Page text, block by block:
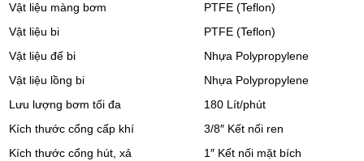
Vật liệu màng bơm
PTFE (Teflon)
Vật liệu bi
PTFE (Teflon)
Vật liệu đế bi
Nhựa Polypropylene
Vật liệu lồng bi
Nhựa Polypropylene
Lưu lượng bơm tối đa
180 Lít/phút
Kích thước cổng cấp khí
3/8″ Kết nối ren
Kích thước cổng hút, xả
1″ Kết nối mặt bích